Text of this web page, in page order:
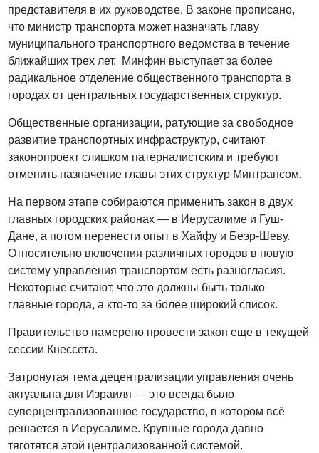
представителя в их руководстве. В законе прописано,
что министр транспорта может назначать главу
муниципального транспортного ведомства в течение
ближайших трех лет. Минфин выступает за более
радикальное отделение общественного транспорта в
городах от центральных государственных структур.
Общественные организации, ратующие за свободное
развитие транспортных инфраструктур, считают
законопроект слишком патерналистским и требуют
отменить назначение главы этих структур Минтрансом.
На первом этапе собираются применить закон в двух
главных городских районах — в Иерусалиме и Гуш-
Дане, а потом перенести опыт в Хайфу и Беэр-Шеву.
Относительно включения различных городов в новую
систему управления транспортом есть разногласия.
Некоторые считают, что это должны быть только
главные города, а кто-то за более широкий список.
Правительство намерено провести закон еще в текущей
сессии Кнессета.
Затронутая тема децентрализации управления очень
актуальна для Израиля — это всегда было
суперцентрализованное государство, в котором всё
решается в Иерусалиме. Крупные города давно
тяготятся этой централизованной системой.